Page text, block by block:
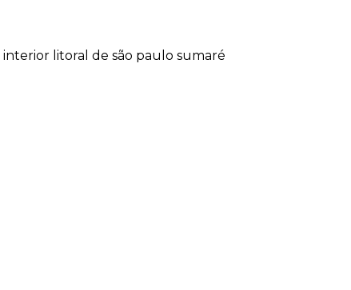
interior litoral de são paulo sumaré